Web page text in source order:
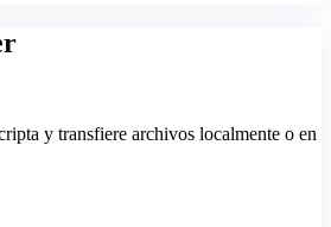
y transfiere archivos localmente o en